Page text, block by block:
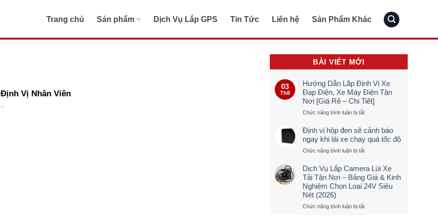
Trang chủ Sản phẩm Dịch Vụ Lắp GPS Tin Tức Liên hệ Sản Phẩm Khác
Định Vị Nhân Viên
..
BÀI VIẾT MỚI
03
Th8
Hướng Dẫn Lắp Định Vị Xe
Đạp Điện, Xe Máy Điện Tận
Nơi [Giá Rẻ – Chi Tiết]
Chức năng bình luận bị tắtở
Dẫn
Định
Vị
Đạp
Điện,
Xe
Máy
Tận
Định vị hộp đen sẽ cảnh báo
ngay khi lái xe chạy quá tốc độ
Chức năng bình luận bị tắtở
hộp
đen
sẽ
báo
Dịch Vụ Lắp Camera Lùi Xe
Tải Tận Nơi – Bảng Giá & Kinh
Nghiệm Chọn Loại 24V Siêu
Nét (2026)
Chức năng bình luận bị tắtở